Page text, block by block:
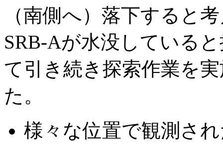
（南側へ）落下すると
SRB-Aが水没している
て引き続き探索作業を
た。
様々な位置で観測さ